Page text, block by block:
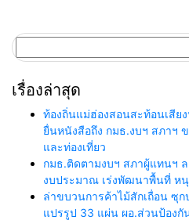
สำหรับ:
เรื่องล่าสุด
ท้องถิ่นแม่ฮ่องสอนสะท้อนเสี
ยื่นหนังสือถึง กมธ.งบฯ สภาฯ
และท่องเที่ยว
กมธ.ติดตามงบฯ สภาผู้แทนฯ
งบประมาณ เร่งพัฒนาพื้นที่ ห
ล่าขบวนการค้าไม้สักเถื่อน ซุ
แปรรูป 33 แผ่น ผอ.ส่วนป้องกั